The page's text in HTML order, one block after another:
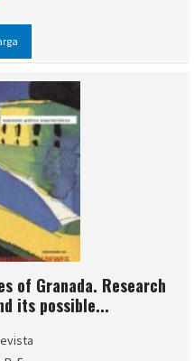
of Granada. Research
its possible...